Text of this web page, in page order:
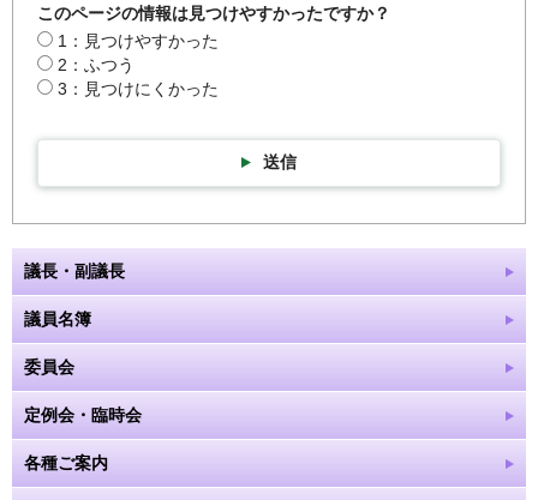
このページの情報は見つけやすかったですか？
1：見つけやすかった
2：ふつう
3：見つけにくかった
送信
議長・副議長
議員名簿
委員会
定例会・臨時会
各種ご案内